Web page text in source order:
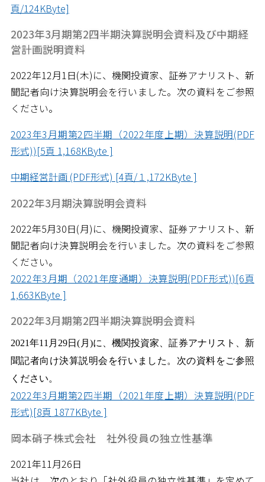
頁/124KByte]
2023年3月期第2四半期決算説明会資料及び中期経
営計画説明資料
2022年12月1日(木)に、機関投資家、証券アナリスト、新
聞記者向け決算説明会を行いました。次の資料をご参照
ください。
2023年3月期第2四半期（2022年度上期）決算説明(PDF
形式))[5頁 1,168KByte ]
中期経営計画 (PDF形式) [4頁/１,172KByte ]
2022年3月期決算説明会資料
2022年5月30日(月)に、機関投資家、証券アナリスト、新
聞記者向け決算説明会を行いました。次の資料をご参照
ください。
2022年3月期（2021年度通期）決算説明(PDF形式))[6頁
1,663KByte ]
2022年3月期第2四半期決算説明会資料
2021年11月29日(月 )に、機関投資家、証券アナリスト、新
聞記者向け決算説明会を行いました。次の資料をご参照
ください。
2022年3月期第2四半期（2021年度上期）決算説明(PDF
形式)[8頁 1877KByte ]
岡本硝子株式会社 社外役員の独立性基準
2021年11月26日